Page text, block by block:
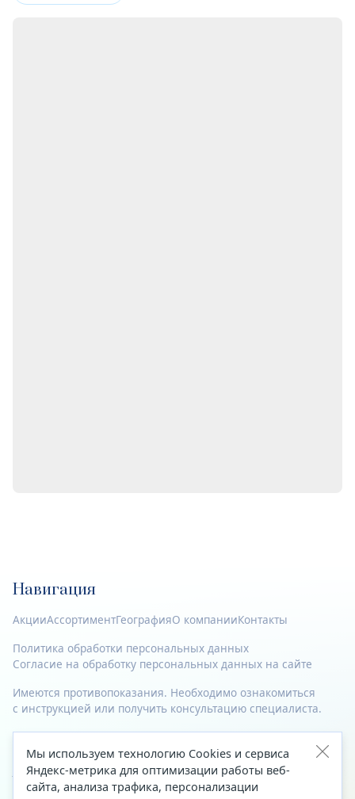
Навигация
АкцииАссортиментГеографияО компанииКонтакты
Политика обработки персональных данных
Согласие на обработку персональных данных на сайте
Имеются противопоказания. Необходимо ознакомиться
с инструкцией или получить консультацию специалиста.
© 2023—2026 Все права защищены.
Адрес
Мы используем технологию Cookies и сервиса
Яндекс-метрика для оптимизации работы веб-
сайта, анализа трафика, персонализации